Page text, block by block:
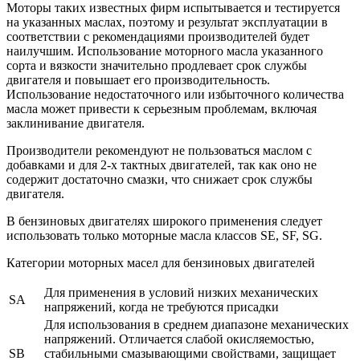
Моторы таких известных фирм испытывается и тестируется
на указанных маслах, поэтому и результат эксплуатации в
соответствии с рекомендациями производителей будет
наилучшим. Использование моторного масла указанного
сорта и вязкости значительно продлевает срок службы
двигателя и повышает его производительность.
Использование недостаточного или избыточного количества
масла может привести к серьезным проблемам, включая
заклинивание двигателя.
Производители рекомендуют не пользоваться маслом с
добавками и для 2-х тактных двигателей, так как оно не
содержит достаточно смазки, что снижает срок службы
двигателя.
В бензиновых двигателях широкого применения следует
использовать только моторные масла классов SE, SF, SG.
Категории моторных масел для бензиновых двигателей
SA
Для применения в условий низких механических
напряжений, когда не требуются присадки
SB
Для использования в среднем диапазоне механических
напряжений. Отличается слабой окисляемостью,
стабильными смазывающими свойствами, защищает